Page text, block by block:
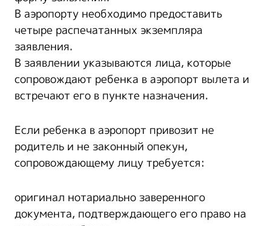
В аэропорту необходимо предоставить
четыре распечатанных экземпляра
заявления.
В заявлении указываются лица, которые
сопровождают ребенка в аэропорт вылета и
встречают его в пункте назначения.
Если ребенка в аэропорт привозит не
родитель и не законный опекун,
сопровождающему лицу требуется:
оригинал нотариально заверенного
документа, подтверждающего его право на